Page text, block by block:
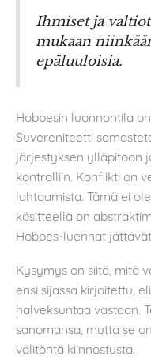
Ihmiset ja
mukaan
epäluuloisia.
Hobbesin luonnontila
Suvereniteetti
järjestyksen ylläpitoon
kontrolliin. Konflikti on
lahtaamista. Tämä ei
käsitteellä on
Hobbes-luennat
Kysymys on siitä, mitä
ensi sijassa kirjoitettu,
halveksuntaa vastaan.
sanomansa, mutta se
välitöntä kiinnostusta.